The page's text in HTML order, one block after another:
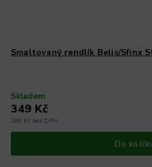
Smaltovaný rendlík Belis/Sfinx
Skladem
288 Kč bez DPH
349 Kč
Do